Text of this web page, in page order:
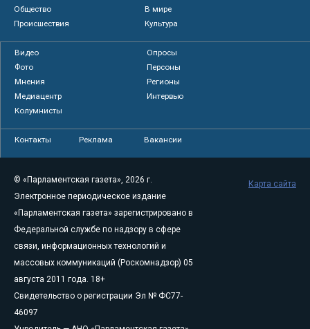
Общество
В мире
Происшествия
Культура
Видео
Опросы
Фото
Персоны
Мнения
Регионы
Медиацентр
Интервью
Колумнисты
Контакты Реклама Вакансии
© «Парламентская газета», 2026 г.
Электронное периодическое издание
«Парламентская газета» зарегистрировано в
Федеральной службе по надзору в сфере
связи, информационных технологий и
массовых коммуникаций (Роскомнадзор) 05
августа 2011 года. 18+
Свидетельство о регистрации Эл № ФС77-
46097
Карта сайта